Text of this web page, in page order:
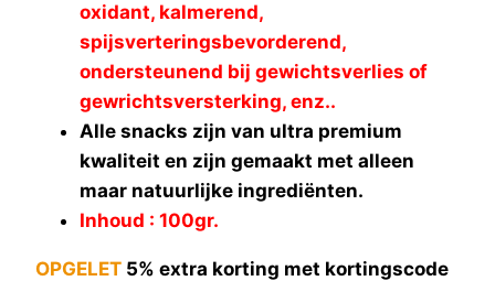
oxidant, kalmerend,
spijsverteringsbevorderend,
ondersteunend bij gewichtsverlies of
gewrichtsversterking, enz..
Alle snacks zijn van ultra premium
kwaliteit en zijn gemaakt met alleen
maar natuurlijke ingrediënten.
Inhoud : 100gr.
OPGELET 5% extra korting met kortingscode